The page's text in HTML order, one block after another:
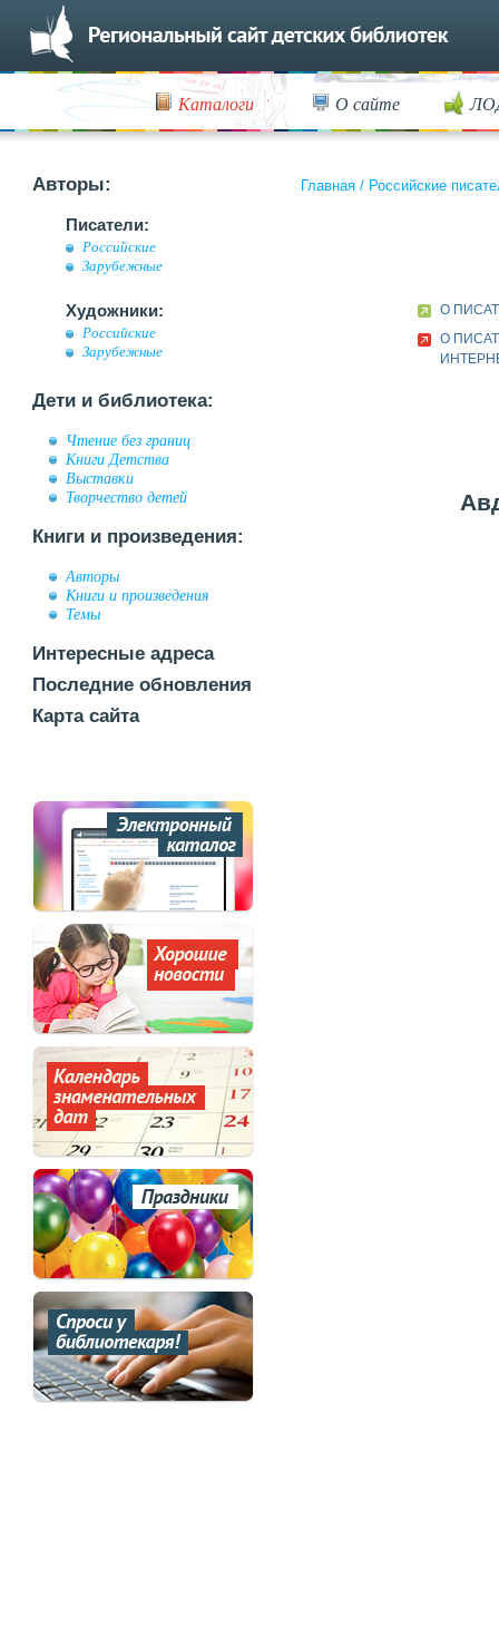
Каталоги О сайте
Авторы:
Писатели:
Российские
Зарубежные
Художники:
Российские
Зарубежные
Дети и библиотека:
Чтение без границ
Книги Детства
Выставки
Творчество детей
Книги и произведения:
Авторы
Книги и произведения
Темы
Интересные адреса
Последние обновления
Карта сайта
Главная / Российские
О
О